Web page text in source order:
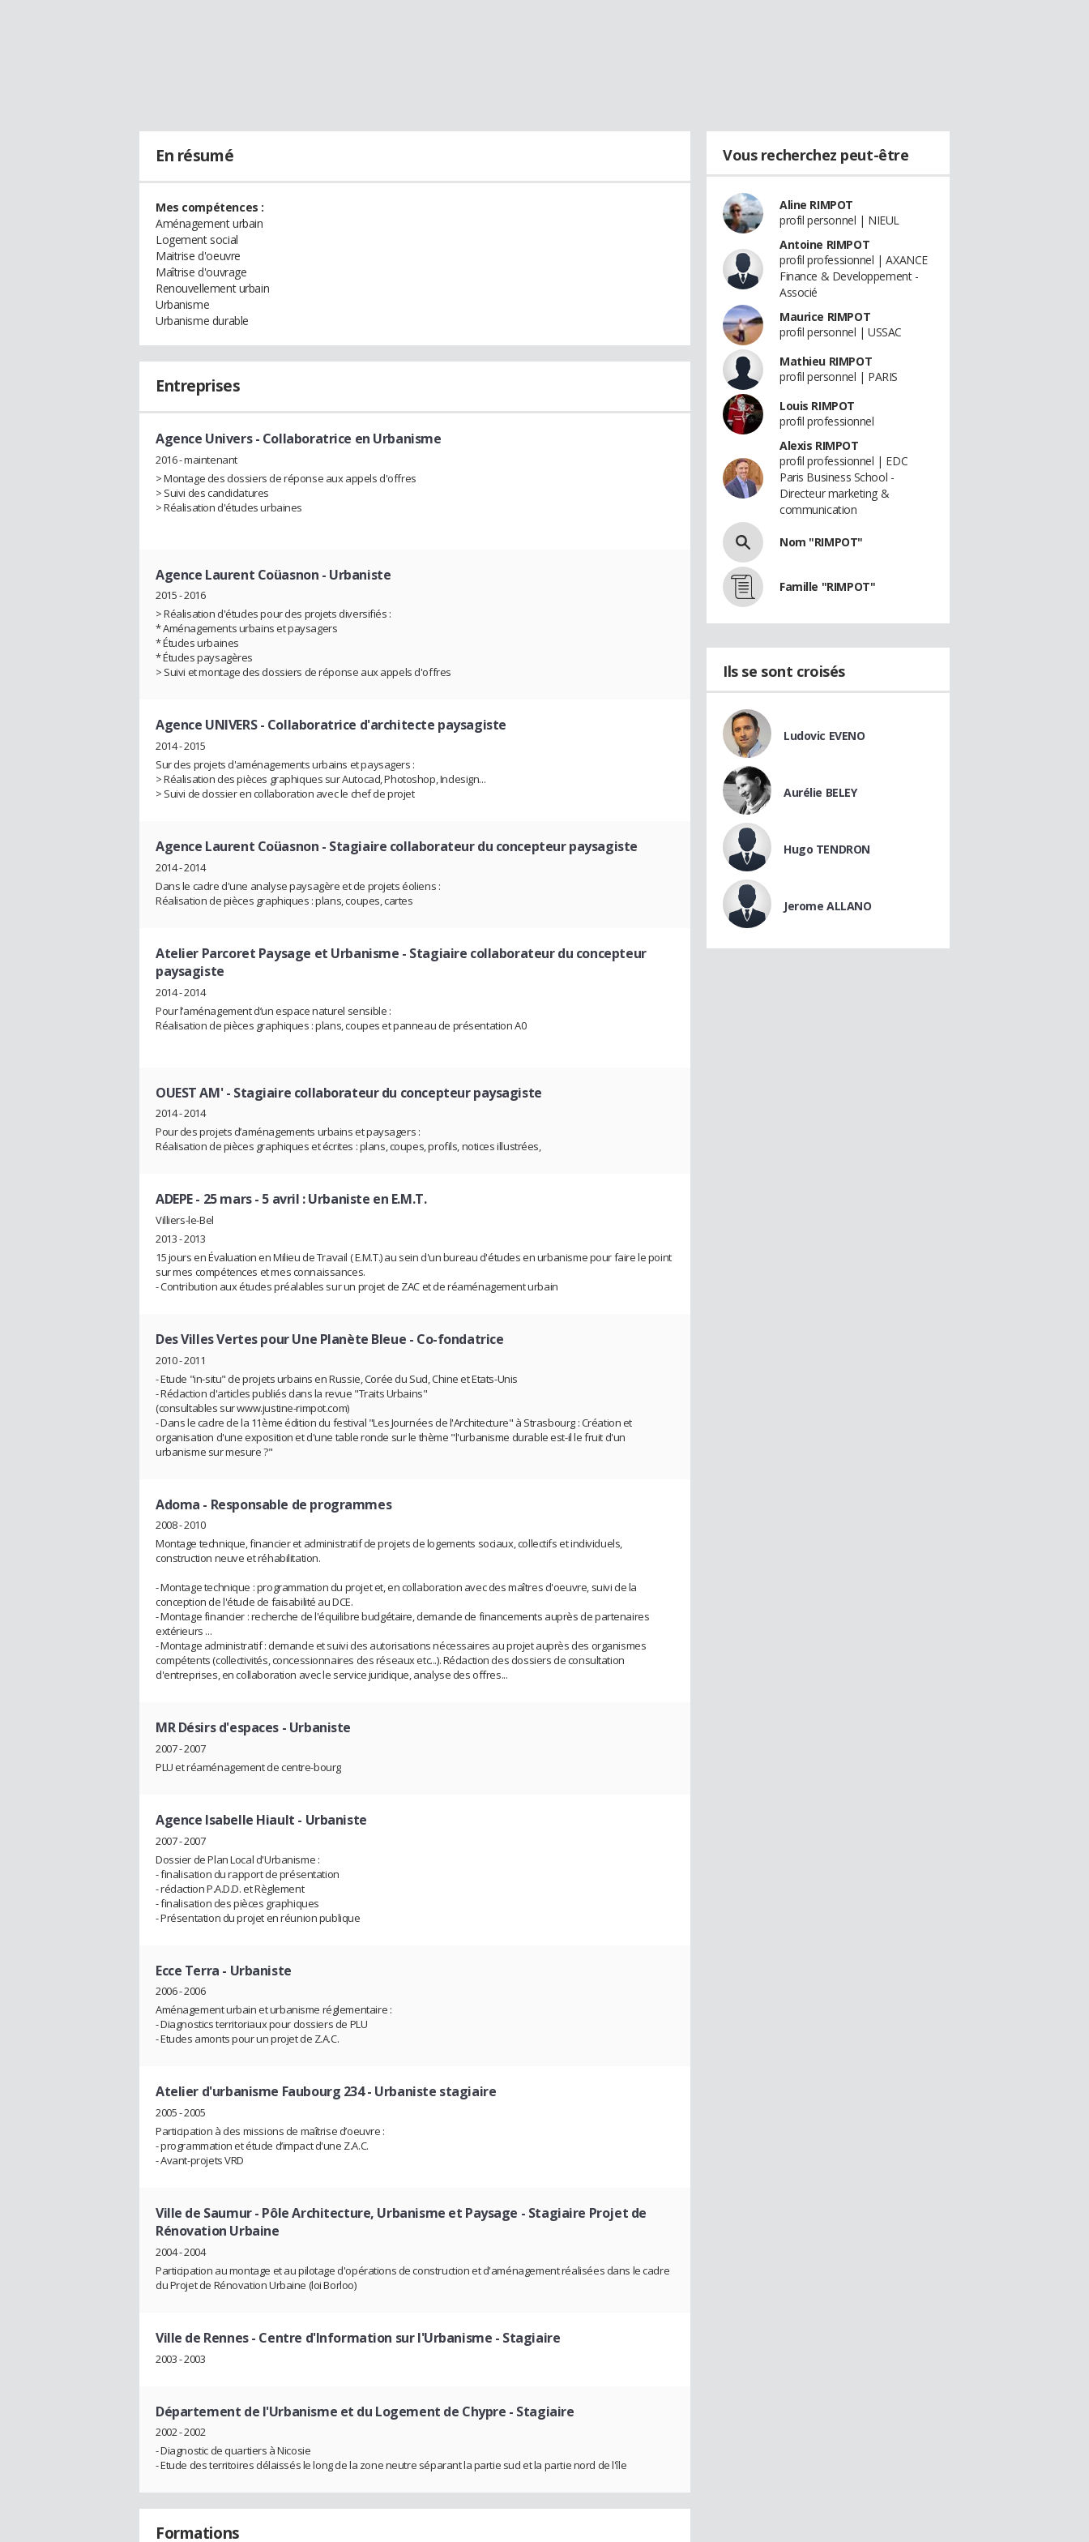
En résumé
Mes compétences :
Aménagement urbain
Logement social
Maitrise d'oeuvre
Maîtrise d'ouvrage
Renouvellement urbain
Urbanisme
Urbanisme durable
Entreprises
Agence Univers- Collaboratrice en Urbanisme
2016 - maintenant
> Montage des dossiers de réponse aux appels d'offres
> Suivi des candidatures
> Réalisation d'études urbaines
Agence Laurent Coüasnon - Urbaniste
2015 - 2016
> Réalisation d'études pour des projets diversifiés :
* Aménagements urbains et paysagers
* Études urbaines
* Études paysagères
> Suivi et montage des dossiers de réponse aux appels d'offres
Agence UNIVERS- Collaboratrice d'architecte paysagiste
2014 - 2015
Sur des projets d'aménagements urbains et paysagers :
> Réalisation des pièces graphiques sur Autocad, Photoshop, Indesign...
> Suivi de dossier en collaboration avec le chef de projet
Agence Laurent Coüasnon - Stagiaire collaborateur du concepteur paysagiste
2014 - 2014
Dans le cadre d'une analyse paysagère et de projets éoliens :
Réalisation de pièces graphiques : plans, coupes, cartes
Atelier Parcoret Paysage et Urbanisme - Stagiaire collaborateur du concepteur
paysagiste
2014 - 2014
Pour l’aménagement d’un espace naturel sensible :
Réalisation de pièces graphiques : plans, coupes et panneau de présentation A0
OUEST AM'- Stagiaire collaborateur du concepteur paysagiste
2014 - 2014
Pour des projets d’aménagements urbains et paysagers :
Réalisation de pièces graphiques et écrites : plans, coupes, profils, notices illustrées,
ADEPE- 25 mars - 5 avril : Urbaniste en E.M.T.
Villiers-le-Bel
2013 - 2013
15 jours en Évaluation en Milieu de Travail ( E.M.T.) au sein d'un bureau d'études en urbanisme pour faire le point
sur mes compétences et mes connaissances.
- Contribution aux études préalables sur un projet de ZAC et de réaménagement urbain
Des Villes Vertes pour Une Planète Bleue - Co-fondatrice
2010 - 2011
- Etude "in-situ" de projets urbains en Russie, Corée du Sud, Chine et Etats-Unis
- Rédaction d'articles publiés dans la revue "Traits Urbains"
(consultables sur www.justine-rimpot.com)
- Dans le cadre de la 11ème édition du festival "Les Journées de l'Architecture" à Strasbourg : Création et
organisation d'une exposition et d'une table ronde sur le thème "l'urbanisme durable est-il le fruit d'un
urbanisme sur mesure ?"
Adoma - Responsable de programmes
2008 - 2010
Montage technique, financier et administratif de projets de logements sociaux, collectifs et individuels,
construction neuve et réhabilitation.
- Montage technique : programmation du projet et, en collaboration avec des maîtres d'oeuvre, suivi de la
conception de l'étude de faisabilité au DCE.
- Montage financier : recherche de l'équilibre budgétaire, demande de financements auprès de partenaires
extérieurs ...
- Montage administratif : demande et suivi des autorisations nécessaires au projet auprès des organismes
compétents (collectivités, concessionnaires des réseaux etc...). Rédaction des dossiers de consultation
d'entreprises, en collaboration avec le service juridique, analyse des offres...
MR Désirs d'espaces - Urbaniste
2007 - 2007
PLU et réaménagement de centre-bourg
Agence Isabelle Hiault - Urbaniste
2007 - 2007
Dossier de Plan Local d'Urbanisme :
- finalisation du rapport de présentation
- rédaction P.A.D.D. et Règlement
- finalisation des pièces graphiques
- Présentation du projet en réunion publique
Ecce Terra - Urbaniste
2006 - 2006
Aménagement urbain et urbanisme réglementaire :
- Diagnostics territoriaux pour dossiers de PLU
- Etudes amonts pour un projet de Z.A.C.
Atelier d'urbanisme Faubourg 234- Urbaniste stagiaire
2005 - 2005
Participation à des missions de maîtrise d’oeuvre :
- programmation et étude d’impact d'une Z.A.C.
- Avant-projets VRD
Ville de Saumur - Pôle Architecture, Urbanisme et Paysage - Stagiaire Projet de
Rénovation Urbaine
2004 - 2004
Participation au montage et au pilotage d'opérations de construction et d'aménagement réalisées dans le cadre
du Projet de Rénovation Urbaine (loi Borloo)
Ville de Rennes - Centre d'Information sur l'Urbanisme - Stagiaire
2003 - 2003
Département de l'Urbanisme et du Logement de Chypre - Stagiaire
2002 - 2002
- Diagnostic de quartiers à Nicosie
- Etude des territoires délaissés le long de la zone neutre séparant la partie sud et la partie nord de l'île
Formations
Vous recherchez peut-être
Aline RIMPOT
profil personnel | NIEUL
Antoine RIMPOT
profil professionnel | AXANCE
Finance & Developpement -
Associé
Maurice RIMPOT
profil personnel | USSAC
Mathieu RIMPOT
profil personnel | PARIS
Louis RIMPOT
profil professionnel
Alexis RIMPOT
profil professionnel | EDC
Paris Business School -
Directeur marketing &
communication
Nom "RIMPOT"
Famille "RIMPOT"
Ils se sont croisés
Ludovic EVENO
Aurélie BELEY
Hugo TENDRON
Jerome ALLANO